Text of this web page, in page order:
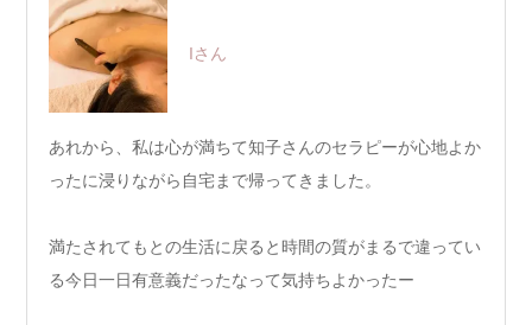
Iさん
あれから、私は心が満ちて知子さんのセラピーが心地よか
ったに浸りながら自宅まで帰ってきました。
満たされてもとの生活に戻ると時間の質がまるで違ってい
る今日一日有意義だったなって気持ちよかったー